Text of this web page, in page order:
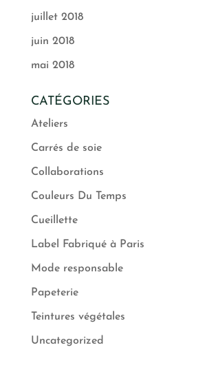
juillet 2018
juin 2018
mai 2018
CATÉGORIES
Ateliers
Carrés de soie
Collaborations
Couleurs Du Temps
Cueillette
Label Fabriqué à Paris
Mode responsable
Papeterie
Teintures végétales
Uncategorized